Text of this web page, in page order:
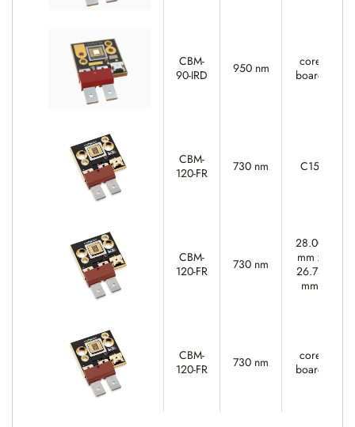
CBM-
90-IRD
950 nm
core
board
CBM-
120-FR
730 nm C15
CBM-
120-FR
730 nm
28.00
mm x
26.75
mm
CBM-
120-FR
730 nm
core
board